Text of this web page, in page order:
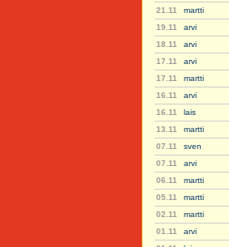
21.11 martti
19.11 arvi
18.11 arvi
17.11 arvi
17.11 martti
16.11 arvi
16.11 lais
13.11 martti
07.11 sven
07.11 arvi
06.11 martti
05.11 martti
02.11 martti
01.11 arvi